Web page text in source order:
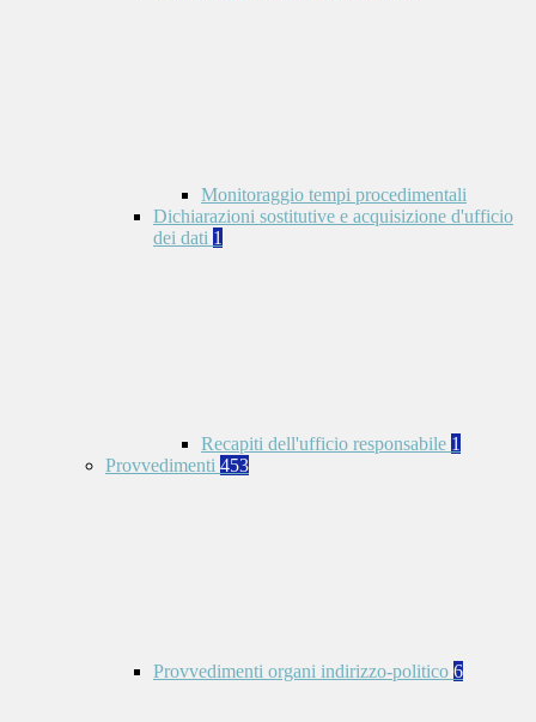
Monitoraggio tempi procedimentali
Dichiarazioni sostitutive e acquisizione d'ufficio
dei dati 1
Recapiti dell'ufficio responsabile 1
Provvedimenti 453
Provvedimenti organi indirizzo-politico 6